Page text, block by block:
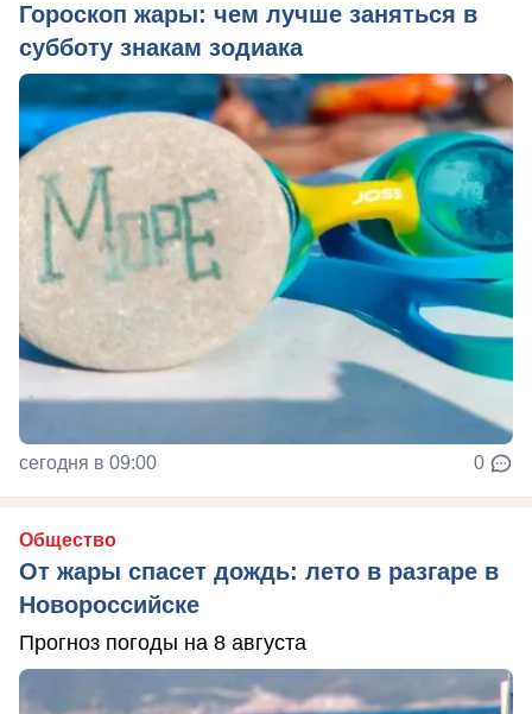
Гороскоп жары: чем лучше заняться в
субботу знакам зодиака
сегодня в 09:00 0
Общество
От жары спасет дождь: лето в разгаре в
Новороссийске
Прогноз погоды на 8 августа